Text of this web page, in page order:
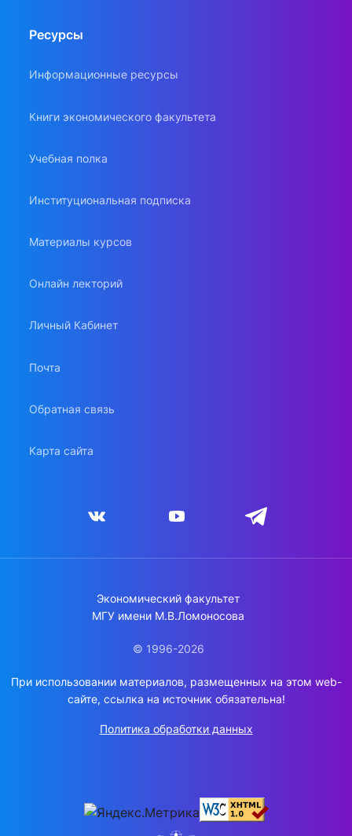
Ресурсы
Информационные ресурсы
Книги экономического факультета
Учебная полка
Институциональная подписка
Материалы курсов
Онлайн лекторий
Личный Кабинет
Почта
Обратная связь
Карта сайта
Экономический факультет
МГУ имени М.В.Ломоносова
© 1996-2026
При использовании материалов, размещенных на этом web-
сайте, ссылка на источник обязательна!
Политика обработки данных